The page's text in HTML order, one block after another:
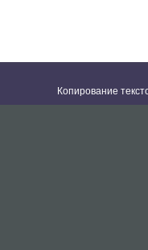
Копирование